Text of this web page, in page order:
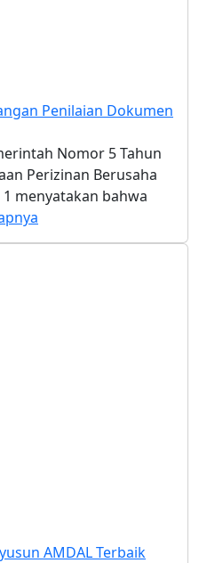
Penilaian Dokumen
Nomor 5 Tahun
Perizinan Berusaha
1 menyatakan bahwa
AMDAL Terbaik